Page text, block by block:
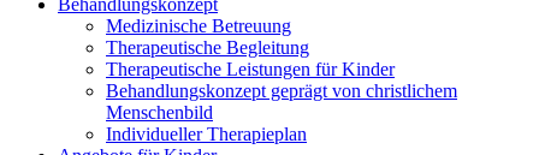
Behandlungskonzept
Medizinische Betreuung
Therapeutische Begleitung
Therapeutische Leistungen für Kinder
Behandlungskonzept geprägt von christlichem
Menschenbild
Individueller Therapieplan